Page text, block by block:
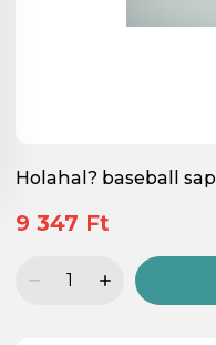
Holahal? baseball
9 347 Ft